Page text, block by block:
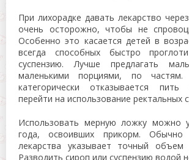
При лихорадке давать лекарство
очень осторожно, чтобы не
Особенно это касается детей в
всегда способных быстро
суспензию. Лучше предлагать
маленькими порциями, по частям.
категорически отказывается
перейти на использование ректальных
Использовать мерную ложку можно
года, освоивших прикорм. Обычно
лекарства указывает точный
Разводить сироп или суспензию водой